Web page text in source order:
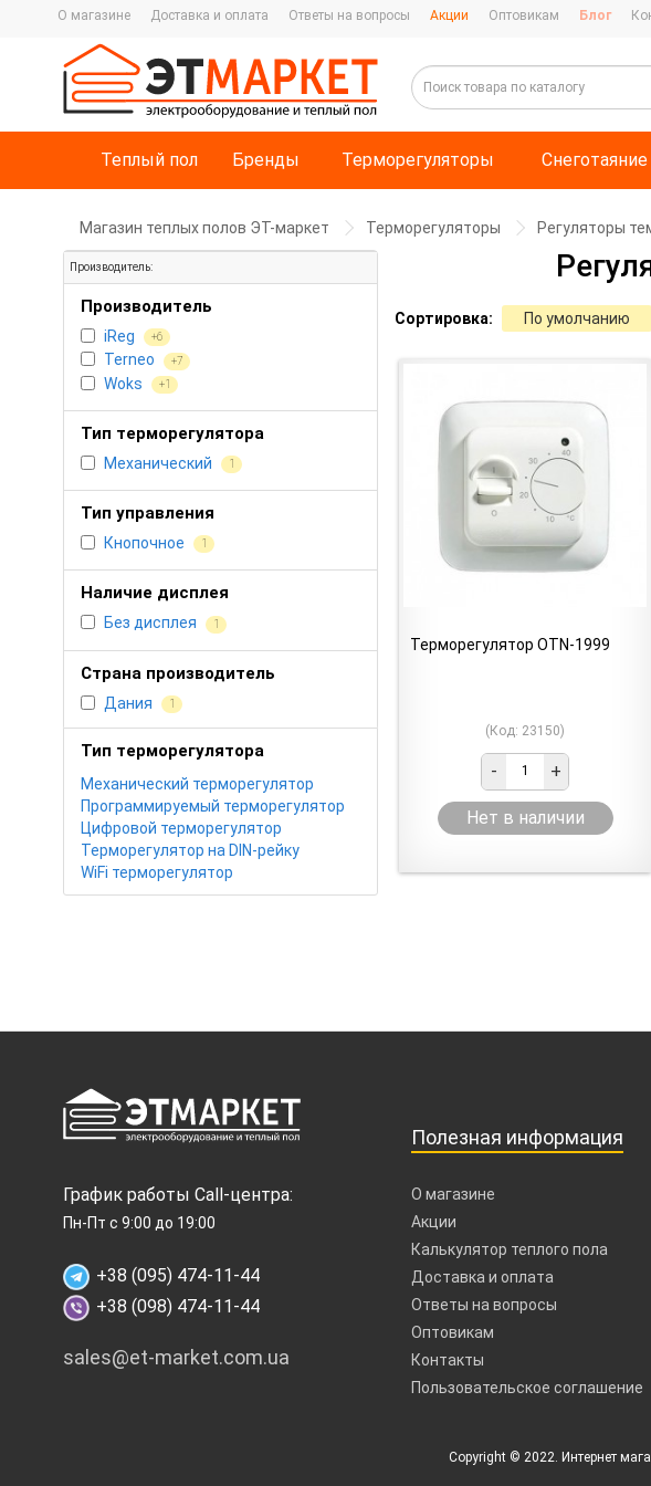
О магазине Доставка и оплата Ответы на вопросы Акции Оптовикам Блог
Теплый пол Бренды Терморегуляторы Снеготаяние
Магазин теплых полов ЭТ-маркет Терморегуляторы Регуляторы
Производитель:
Производитель
iReg +6
Terneo +7
Woks +1
Тип терморегулятора
Механический 1
Тип управления
Кнопочное 1
Наличие дисплея
Без дисплея 1
Страна производитель
Дания 1
Тип терморегулятора
Механический терморегулятор
Программируемый терморегулятор
Цифровой терморегулятор
Терморегулятор на DIN-рейку
WiFi терморегулятор
Сортировка: По умолчанию
Терморегулятор OTN-1999
(Код: 23150)
- +
Нет в наличии
График работы Call-центра:
Пн-Пт с 9:00 до 19:00
+38 (095) 474-11-44
+38 (098) 474-11-44
sales@et-market.com.ua
Полезная информация
О магазине
Акции
Калькулятор теплого пола
Доставка и оплата
Ответы на вопросы
Оптовикам
Контакты
Пользовательское соглашение
Copyright © 2022. Интернет